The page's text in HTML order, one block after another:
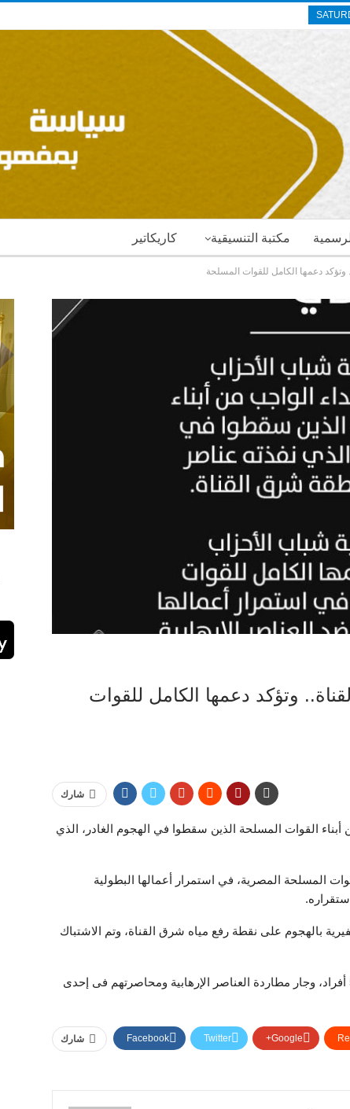
كاريكاتير مكتبة التنسيقية
دعمها الكامل للقوات المسلحة
وتؤكد دعمها الكامل للقوات
شارك
القوات المسلحة الذين سقطوا في الهجوم الغادر، الذي
المسلحة المصرية، في استمرار أعمالها البطولية
بالهجوم على نقطة رفع مياه شرق القناة، وتم الاشتباك
وأسفر الهجوم الغادر عن استشهاد ضابط و10 جنود وإصابة 5 أفراد، وجار مطاردة العناصر الإرهابية ومحاصرتهم فى إحدى
شارك Facebook Twitter Google+